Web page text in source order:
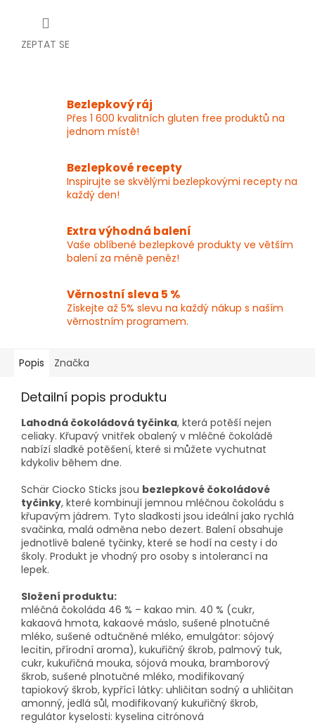
ZEPTAT SE
Bezlepkový ráj
Přes 1 600 kvalitních gluten free produktů na
jednom místě!
Bezlepkové recepty
Inspirujte se skvělými bezlepkovými recepty na
každý den!
Extra výhodná balení
Vaše oblíbené bezlepkové produkty ve větším
balení za méně peněz!
Věrnostní sleva 5 %
Získejte až 5% slevu na každý nákup s naším
věrnostním programem.
Popis Značka
Detailní popis produktu
Lahodná čokoládová tyčinka, která potěší nejen
celiaky. Křupavý vnitřek obalený v mléčné čokoládě
nabízí sladké potěšení, které si můžete vychutnat
kdykoliv během dne.
Schär Ciocko Sticks jsou bezlepkové čokoládové
tyčinky, které kombinují jemnou mléčnou čokoládu s
křupavým jádrem. Tyto sladkosti jsou ideální jako rychlá
svačinka, malá odměna nebo dezert. Balení obsahuje
jednotlivě balené tyčinky, které se hodí na cesty i do
školy. Produkt je vhodný pro osoby s intolerancí na
lepek.
Složení produktu:
mléčná čokoláda 46 % – kakao min. 40 % (cukr,
kakaová hmota, kakaové máslo, sušené plnotučné
mléko, sušené odtučněné mléko, emulgátor: sójový
lecitin, přírodní aroma), kukuřičný škrob, palmový tuk,
cukr, kukuřičná mouka, sójová mouka, bramborový
škrob, sušené plnotučné mléko, modifikovaný
tapiokový škrob, kypřící látky: uhličitan sodný a uhličitan
amonný, jedlá sůl, modifikovaný kukuřičný škrob,
regulátor kyselosti: kyselina citrónová